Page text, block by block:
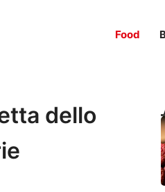
Food
dello